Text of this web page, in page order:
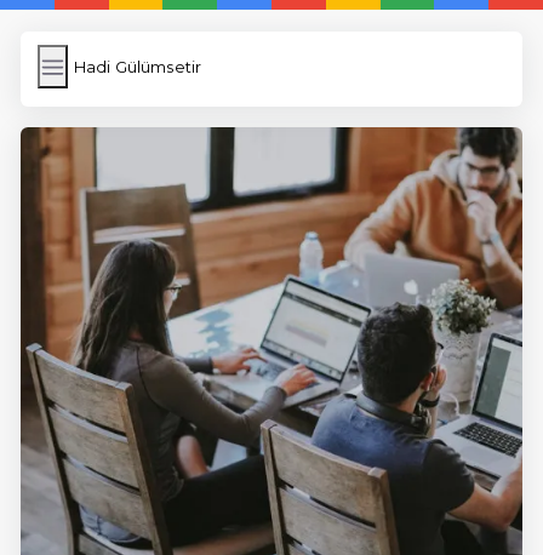
Hadi Gülümsetir
Hadi Gülümsetir
Wordpress Cache
Anasayfa
5 Günde İngilizce
İngilizce
Dil Eğitimi
En Hızlı İngilizce
En Kolay İngilizce